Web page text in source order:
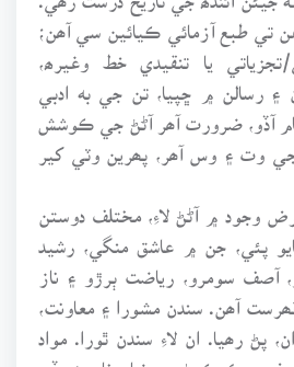
تي طبع آزمائي ڪيائين سي آھن؛
تجزياتي يا تنقيدي خط وغيرھ،
۽ رسالن ۾ ڇپيا، تن جي به ادبي
آڏو، ضرورت آھر آڻڻ جي ڪوشش
وت ۽ وس آھر، پھرين وٽي کير
۾ آڻڻ لاءِ، مختلف دوستن
پئي، جن ۾ عاشق منگي، رشيد
آصف سومرو، رياضت ٻرڙو ۽ ناز
آھن. سندن مشورا ۽ معاونت،
پڻ رھيا. ان لاءِ سندن ٿورا. مواد
چيڪ ڪرڻ ۾ رضا بخاريءَ وڏي